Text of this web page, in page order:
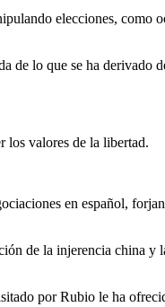
elecciones, como
lo que se ha derivado
los valores de la libertad.
en español,
de la injerencia china
por Rubio le ha